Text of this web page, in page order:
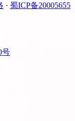
· 蜀ICP备20005655
号